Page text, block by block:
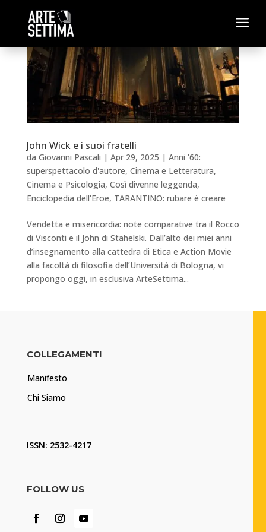
a
John Wick e i suoi fratelli
da Giovanni Pascali | Apr 29, 2025 | Anni '60:
superspettacolo d'autore, Cinema e Letteratura,
Cinema e Psicologia, Così divenne leggenda,
Enciclopedia dell'Eroe, TARANTINO: rubare è creare
Vendetta e misericordia: note comparative tra il Rocco
di Visconti e il John di Stahelski. Dall’alto dei miei anni
d’insegnamento alla cattedra di Etica e Action Movie
alla facoltà di filosofia dell’Università di Bologna, vi
propongo oggi, in esclusiva ArteSettima...
COLLEGAMENTI
Manifesto
Chi Siamo
ISSN: 2532-4217
FOLLOW US